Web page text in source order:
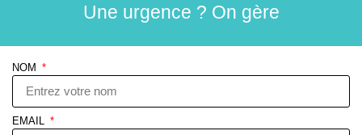
Une urgence ? On gère
NOM
EMAIL